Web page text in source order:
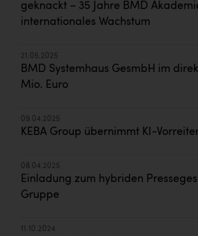
geknackt – 35 Jahre BMD
internationales Wachstum
21.05.2025
BMD Systemhaus GesmbH im
Mio. Euro
09.04.2025
KEBA Group übernimmt KI-
08.04.2025
Einladung zum hybriden
Gruppe
11.10.2024